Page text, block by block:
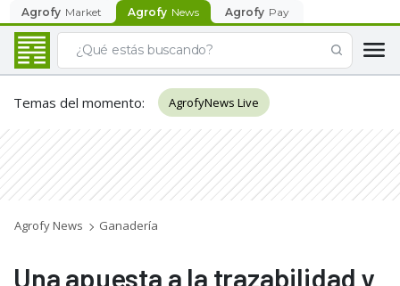
Agrofy Market Agrofy News Agrofy Pay
Temas del momento: AgrofyNews Live
Agrofy News Ganadería
Una apuesta a la trazabilidad y